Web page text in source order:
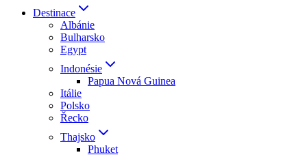
Destinace
Albánie
Bulharsko
Egypt
Indonésie
Papua Nová Guinea
Itálie
Polsko
Řecko
Thajsko
Phuket